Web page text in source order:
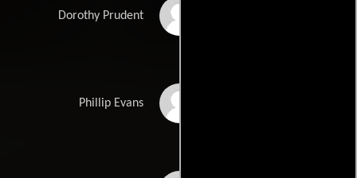
Dorothy Prudent
Phillip Evans